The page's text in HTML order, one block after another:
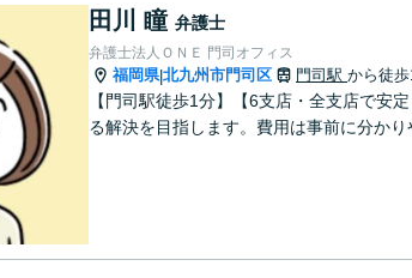
田川 瞳 弁護士
弁護士法人ＯＮＥ 門司オフィス
福岡県|北九州市門司区 門司駅 から徒
【門司駅徒歩1分】【6支店・全支店で安
る解決を目指します。費用は事前に分か